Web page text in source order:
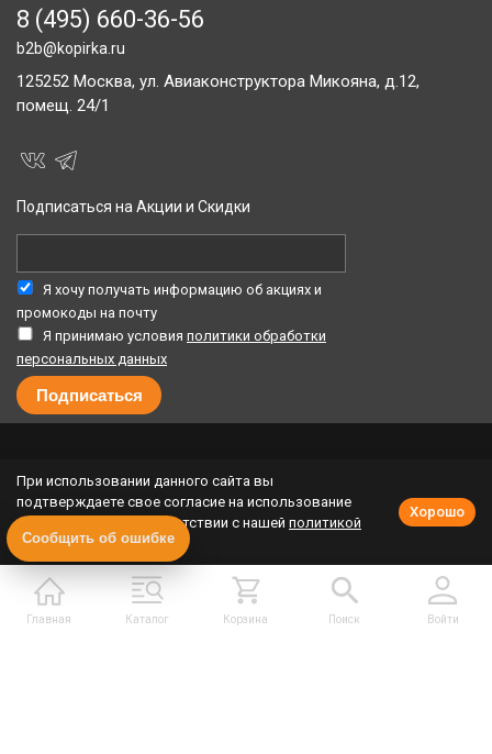
Главная Каталог Корзина Поиск Войти
8 (495) 660-36-56
b2b@kopirka.ru
125252 Москва, ул. Авиаконструктора Микояна, д.12,
помещ. 24/1
Подписаться на Акции и Скидки
Я хочу получать информацию об акциях и
промокоды на почту
Я принимаю условия политики обработки
персональных данных
© 2026 ООО «Копирка Онлайн»
10% кешбэк за каждый заказ
Публичная оферта программы лояльности
Политика конфиденциальности
Политика cookie
Урегулирование претензий
При использовании данного сайта вы
подтверждаете свое согласие на использование
cookie-файлов в соответствии с нашей политикой
приватности.
Хорошо
Сообщить об ошибке